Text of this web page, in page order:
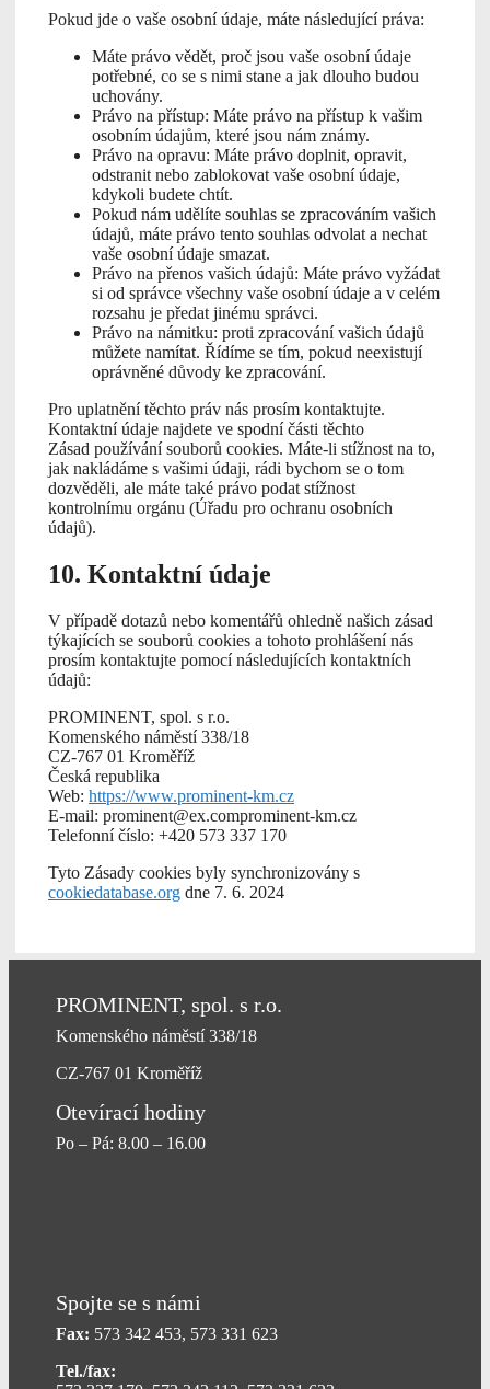
Pokud jde o vaše osobní údaje, máte následující práva:
Máte právo vědět, proč jsou vaše osobní údaje
potřebné, co se s nimi stane a jak dlouho budou
uchovány.
Právo na přístup: Máte právo na přístup k vašim
osobním údajům, které jsou nám známy.
Právo na opravu: Máte právo doplnit, opravit,
odstranit nebo zablokovat vaše osobní údaje,
kdykoli budete chtít.
Pokud nám udělíte souhlas se zpracováním vašich
údajů, máte právo tento souhlas odvolat a nechat
vaše osobní údaje smazat.
Právo na přenos vašich údajů: Máte právo vyžádat
si od správce všechny vaše osobní údaje a v celém
rozsahu je předat jinému správci.
Právo na námitku: proti zpracování vašich údajů
můžete namítat. Řídíme se tím, pokud neexistují
oprávněné důvody ke zpracování.
Pro uplatnění těchto práv nás prosím kontaktujte.
Kontaktní údaje najdete ve spodní části těchto
Zásad používání souborů cookies. Máte-li stížnost na to,
jak nakládáme s vašimi údaji, rádi bychom se o tom
dozvěděli, ale máte také právo podat stížnost
kontrolnímu orgánu (Úřadu pro ochranu osobních
údajů).
10. Kontaktní údaje
V případě dotazů nebo komentářů ohledně našich zásad
týkajících se souborů cookies a tohoto prohlášení nás
prosím kontaktujte pomocí následujících kontaktních
údajů:
PROMINENT, spol. s r.o.
Komenského náměstí 338/18
CZ-767 01 Kroměříž
Česká republika
Web: https://www.prominent-km.cz
E-mail: prominent@ex.comprominent-km.cz
Telefonní číslo: +420 573 337 170
Tyto Zásady cookies byly synchronizovány s
cookiedatabase.org dne 7. 6. 2024
PROMINENT, spol. s r.o.
Komenského náměstí 338/18
CZ-767 01 Kroměříž
Otevírací hodiny
Po – Pá: 8.00 – 16.00
Spojte se s námi
Fax: 573 342 453, 573 331 623
Tel./fax: